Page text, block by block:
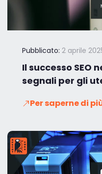
Pubblicato: 2 aprile
Il successo SEO
segnali per gli
Per saperne di